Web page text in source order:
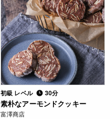
初級 レベル 30分
素朴なアーモンドクッキー
富澤商店